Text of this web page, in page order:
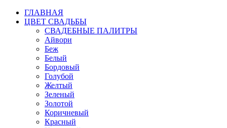
ГЛАВНАЯ
ЦВЕТ СВАДЬБЫ
СВАДЕБНЫЕ ПАЛИТРЫ
Айвори
Беж
Белый
Бордовый
Голубой
Желтый
Зеленый
Золотой
Коричневый
Красный